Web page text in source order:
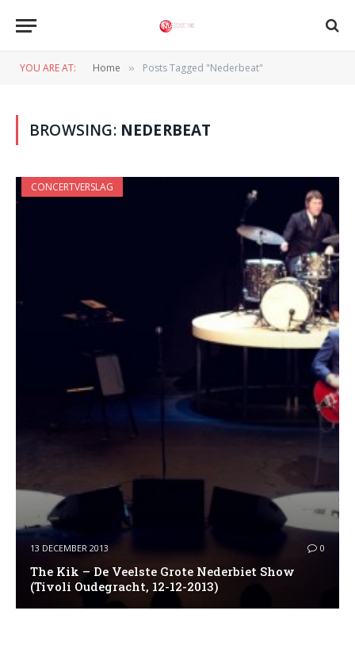
YOU ARE AT: Home » Posts Tagged "Nederbeat"
BROWSING: NEDERBEAT
CONCERTVERSLAG
13 DECEMBER 2013 0
The Kik – De Veelste Grote Nederbiet Show
(Tivoli Oudegracht, 12-12-2013)